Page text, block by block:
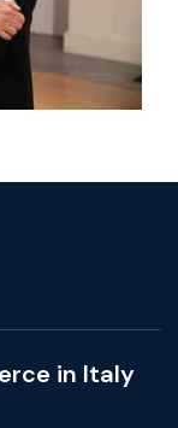
in Italy